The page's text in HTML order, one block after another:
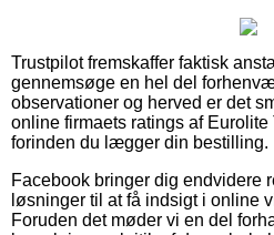
Trustpilot fremskaffer faktisk
gennemsøge en hel del
observationer og herved er det
online firmaets ratings af
forinden du lægger din bestilling.
Facebook bringer dig endvidere
løsninger til at få indsigt i online
Foruden det møder vi en del